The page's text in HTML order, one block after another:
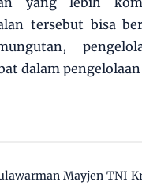
tersebut bisa
dalam pengelolaan
Mayjen TNI